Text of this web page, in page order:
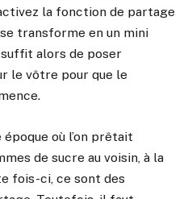
la fonction de partage
transforme en un mini
alors de poser
le vôtre pour que le
où l’on prêtait
de sucre au voisin, à la
fois-ci, ce sont des